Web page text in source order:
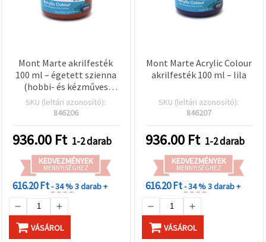
Mont Marte akrilfesték
100 ml – égetett szienna
(hobbi- és kézműves
festék)
SKU (leltári azonosító):
846206
936.00 Ft 1-2 darab
KEDVEZMÉNYEK
MENNYISÉGHEZ
616.20 Ft- 34 %3 darab +
VÁSÁROL
Mont Marte Acrylic Colour
akrilfesték 100 ml – lila
SKU (leltári azonosító):
846207
936.00 Ft 1-2 darab
KEDVEZMÉNYEK
MENNYISÉGHEZ
616.20 Ft- 34 %3 darab +
VÁSÁROL